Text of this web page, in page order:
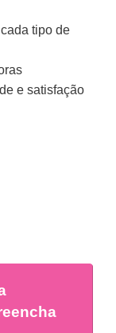
tipo de
e satisfação